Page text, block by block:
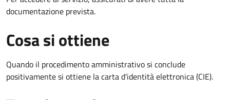
documentazione prevista.
Cosa si ottiene
Quando il procedimento amministrativo si conclude
positivamente si ottiene la carta d'identità elettronica (CIE).